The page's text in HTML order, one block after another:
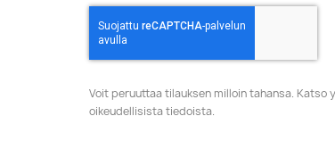
Voit peruuttaa tilauksen milloin tahansa. Katso
oikeudellisista tiedoista.